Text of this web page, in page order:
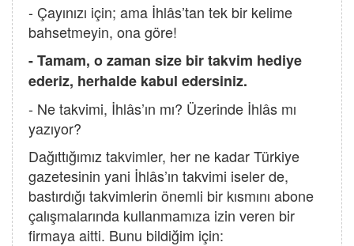
- Çayınızı için; ama İhlâs’tan tek bir kelime
bahsetmeyin, ona göre!
- Tamam, o zaman size bir takvim hediye
ederiz, herhalde kabul edersiniz.
- Ne takvimi, İhlâs’ın mı? Üzerinde İhlâs mı
yazıyor?
Dağıttığımız takvimler, her ne kadar Türkiye
gazetesinin yani İhlâs’ın takvimi iseler de,
bastırdığı takvimlerin önemli bir kısmını abone
çalışmalarında kullanmamıza izin veren bir
firmaya aitti. Bunu bildiğim için: